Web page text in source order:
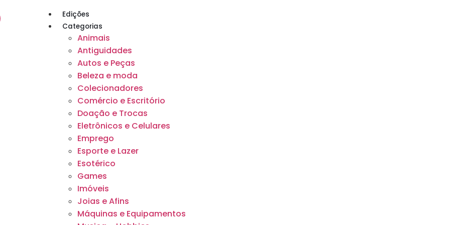
Edições
Categorias
Animais
Antiguidades
Autos e Peças
Beleza e moda
Colecionadores
Comércio e Escritório
Doação e Trocas
Eletrônicos e Celulares
Emprego
Esporte e Lazer
Esotérico
Games
Imóveis
Joias e Afins
Máquinas e Equipamentos